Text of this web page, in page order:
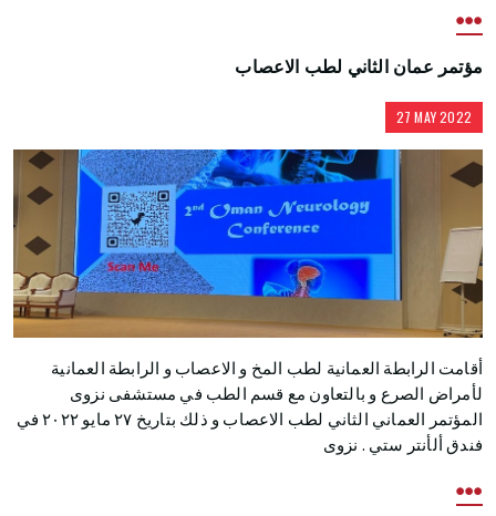
مؤتمر عمان الثاني لطب الاعصاب
27 MAY 2022
أقامت الرابطة العمانية لطب المخ و الاعصاب و الرابطة العمانية
لأمراض الصرع و بالتعاون مع قسم الطب في مستشفى نزوى
المؤتمر العماني الثاني لطب الاعصاب و ذلك بتاريخ ٢٧ مايو ٢٠٢٢ في
فندق ألأنتر ستي . نزوى